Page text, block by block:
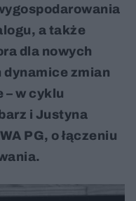
a także
dla nowych
zmian
– w cyklu
i Justyna
PG, o łączeniu